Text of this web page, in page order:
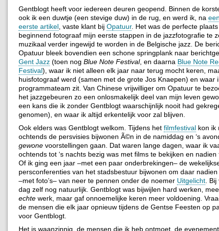
Gentblogt heeft voor iedereen deuren geopend. Binnen de
ook ik een duwtje (een stevige duw) in de rug, en werd ik, na
eerste artikel , vaste klant bij Opatuur. Het was de perfecte
beginnend fotograaf mijn eerste stappen in de jazzfotografie te
muzikaal verder ingewijd te worden in de Belgische jazz. De
Opatuur bleek bovendien een schone springplank naar
Gent Jazz (toen nog Blue Note Festival, en daarna Blue Note
Festival), waar ik niet alleen elk jaar naar terug mocht keren,
huisfotograaf werd (samen met de grote Jos Knaepen) en waar
programmateam zit. Van Chinese vrijwilliger om Opatuur te
het jazzgebeuren zo een onlosmakelijk deel van mijn leven
een kans die ik zonder Gentblogt waarschijnlijk nooit had
genomen), en waar ik altijd erkentelijk voor zal blijven.
Ook elders was Gentblogt welkom. Tijdens het filmfestival kon ik
ochtends de persvisies bijwonen Ã©n in de namiddag en ‘s
gewone voorstellingen gaan. Dat waren lange dagen, waar ik
ochtends tot ‘s nachts bezig was met films te bekijken en
Of ik ging een jaar –met een paar onderbrekingen– de
persconferenties van het stadsbestuur bijwonen om daar
–met foto’s– van neer te pennen onder de noemer Uitgelicht .
dag zelf nog natuurlijk. Gentblogt was bijwijlen hard werken,
echte werk, maar gaf onnoemelijke keren meer voldoening.
de mensen die elk jaar opnieuw tijdens de Gentse Feesten op
voor Gentblogt.
Het is waanzinnig, de mensen die ik heb ontmoet, de